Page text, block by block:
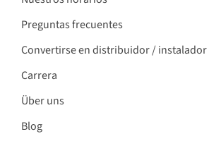
Preguntas frecuentes
Convertirse en distribuidor / instalador
Carrera
Über uns
Blog